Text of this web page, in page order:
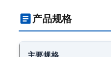
产品规格
主要规格